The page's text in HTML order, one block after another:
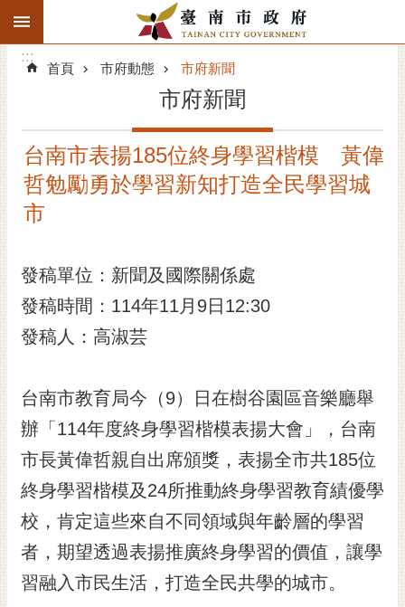
跳到主要內容區塊
搜
階
精彩府城
市府動態
市政資訊
黃
偉
哲
光
花
:::
:::
首頁 市府動態 市府新聞
市府新聞
台南市表揚185位終身學習楷模 黃偉
哲勉勵勇於學習新知打造全民學習城
市
發稿單位：新聞及國際關係處
發稿時間：114年11月9日12:30
發稿人：高淑芸
台南市教育局今（9）日在樹谷園區音樂廳舉
辦「114年度終身學習楷模表揚大會」，台南
市長黃偉哲親自出席頒獎，表揚全市共185位
終身學習楷模及24所推動終身學習教育績優學
校，肯定這些來自不同領域與年齡層的學習
者，期望透過表揚推廣終身學習的價值，讓學
習融入市民生活，打造全民共學的城市。